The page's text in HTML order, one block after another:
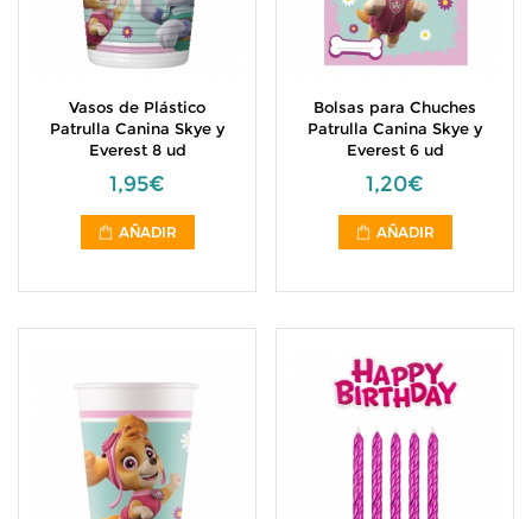
Vasos de Plástico
Patrulla Canina Skye y
Everest 8 ud
1,95€
AÑADIR
Bolsas para Chuches
Patrulla Canina Skye y
Everest 6 ud
1,20€
AÑADIR